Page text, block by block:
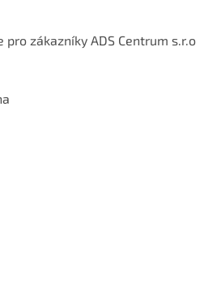
zákazníky ADS Centrum s.r.o